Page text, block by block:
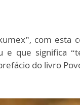
com esta
e que significa
do livro